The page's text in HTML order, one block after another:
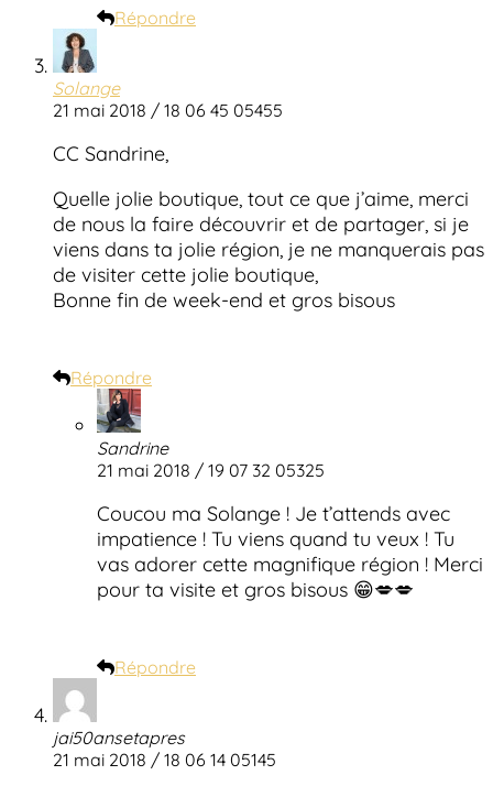
Répondre
Solange
21 mai 2018 / 18 06 45 05455
CC Sandrine,
Quelle jolie boutique, tout ce que j’aime, merci
de nous la faire découvrir et de partager, si je
viens dans ta jolie région, je ne manquerais pas
de visiter cette jolie boutique,
Bonne fin de week-end et gros bisous
Répondre
Sandrine
21 mai 2018 / 19 07 32 05325
Coucou ma Solange ! Je t’attends avec
impatience ! Tu viens quand tu veux ! Tu
vas adorer cette magnifique région ! Merci
pour ta visite et gros bisous 😁💋💋
Répondre
jai50ansetapres
21 mai 2018 / 18 06 14 05145